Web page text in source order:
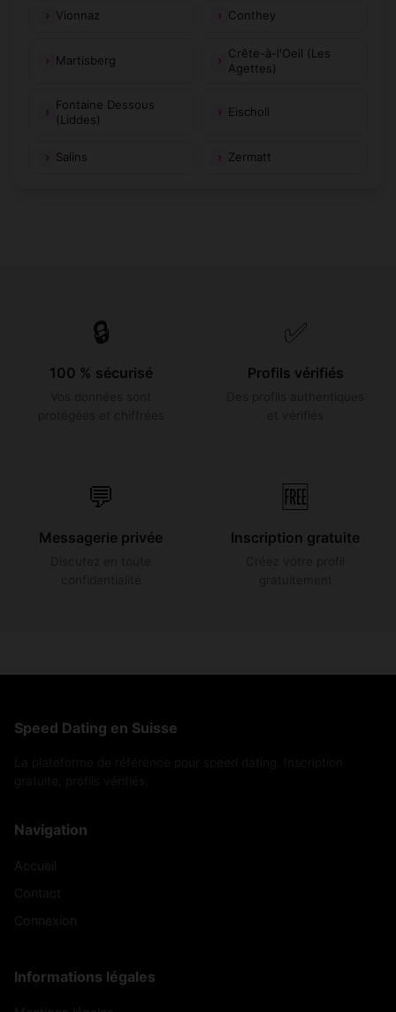
Vionnaz Conthey
Martisberg
Crête-à-l'Oeil (Les
Agettes)
Fontaine Dessous
(Liddes)
Eischoll
Salins Zermatt
🔒
100 % sécurisé
✅
Profils vérifiés
💬
Messagerie privée
🆓
Inscription gratuite
Speed Dating en Suisse
Navigation
Informations légales